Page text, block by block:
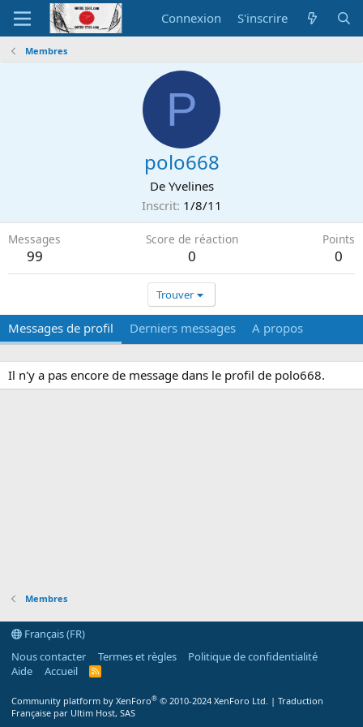
Connexion S'inscrire
Membres
P
polo668
De Yvelines
Inscrit 1/8/11
Messages
99
Score de réaction
0
Points
0
Trouver
Messages de profil Derniers messages A propos
Il n'y a pas encore de message dans le profil de polo668.
Membres
Français (FR)
Nous contacter
Termes et règles
Politique de confidentialité
Aide
Accueil
R
Community platform by XenForo® © 2010-2024 XenForo Ltd. | Traduction
Française par Ultim Host, SAS